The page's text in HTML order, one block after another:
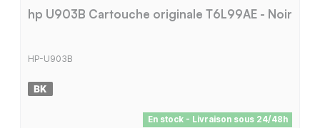
hp U903B Cartouche originale T6L99AE - Noir
HP-U903B
En stock - Livraison sous 24/48h